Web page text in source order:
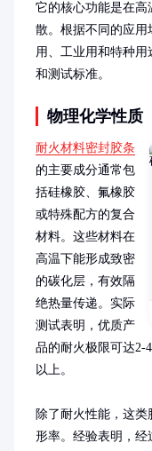
它的核心功能是在
散。根据不同的应
用、工业用和特种
和测试标准。
物理化学性质
耐火材料密封胶条
的主要成分通常包
括硅橡胶、氟橡胶
或特殊配方的复合
材料。这些材料在
高温下能形成致密
的碳化层，有效隔
绝热量传递。实际
测试表明，优质产
品的耐火极限可达
以上。
除了耐火性能，这
形率。经验表明，经